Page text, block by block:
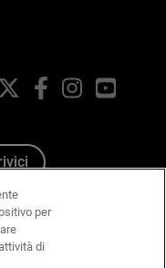
FacebookInstagram
per
di